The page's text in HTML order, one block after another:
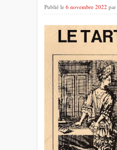
Publié le 6 novembre 2022 par